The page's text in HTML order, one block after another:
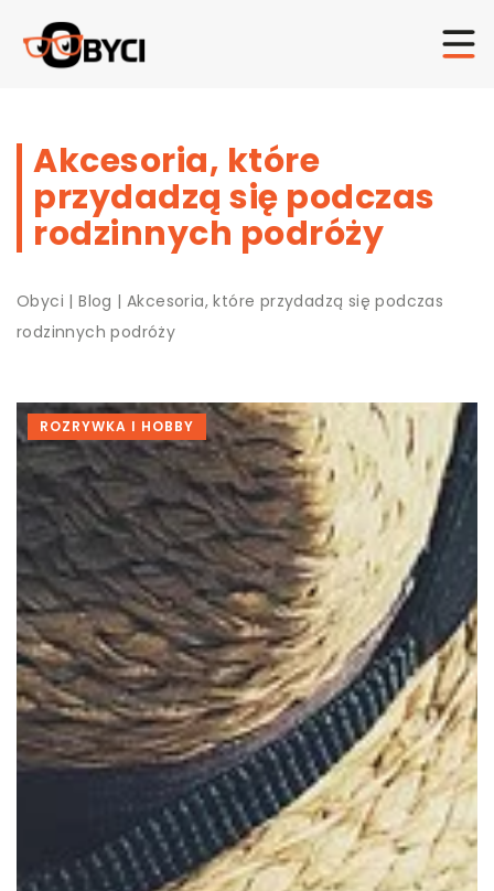
Akcesoria, które
przydadzą się podczas
rodzinnych podróży
Obyci |Blog |Akcesoria, które przydadzą się podczas
rodzinnych podróży
ROZRYWKA I HOBBY